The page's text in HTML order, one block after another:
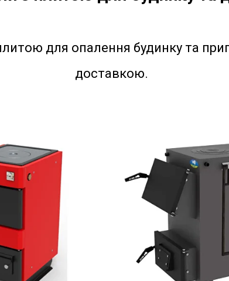
для опалення будинку та
доставкою.